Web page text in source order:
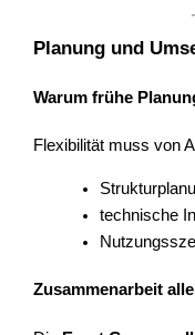
Planung und
Warum frühe
Flexibilität muss von
technische
Zusammenarbeit